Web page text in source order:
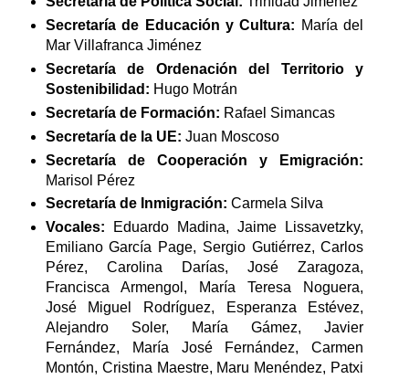
Secretaría de Educación y Cultura: María del
Mar Villafranca Jiménez
Secretaría de Ordenación del Territorio y
Sostenibilidad: Hugo Motrán
Secretaría de Formación: Rafael Simancas
Secretaría de la UE: Juan Moscoso
Secretaría de Cooperación y Emigración:
Marisol Pérez
Secretaría de Inmigración: Carmela Silva
Vocales: Eduardo Madina, Jaime Lissavetzky,
Emiliano García Page, Sergio Gutiérrez, Carlos
Pérez, Carolina Darías, José Zaragoza,
Francisca Armengol, María Teresa Noguera,
José Miguel Rodríguez, Esperanza Estévez,
Alejandro Soler, María Gámez, Javier
Fernández, María José Fernández, Carmen
Montón, Cristina Maestre, Maru Menéndez, Patxi